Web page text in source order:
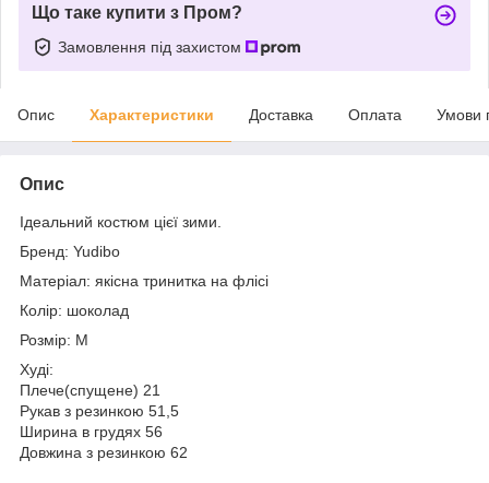
Що таке купити з Пром?
Замовлення під захистом
Опис Характеристики Доставка Оплата Умови
Опис
Ідеальний костюм цієї зими.
Бренд: Yudibo
Матеріал: якісна тринитка на флісі
Колір: шоколад
Розмір: М
Худі:
Плече(спущене) 21
Рукав з резинкою 51,5
Ширина в грудях 56
Довжина з резинкою 62